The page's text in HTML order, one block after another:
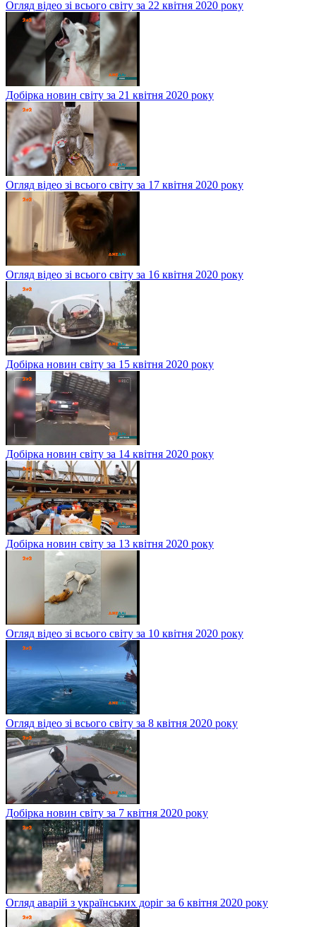
Огляд відео зі всього світу за 22 квітня 2020 року
Добірка новин світу за 21 квітня 2020 року
Огляд відео зі всього світу за 17 квітня 2020 року
Огляд відео зі всього світу за 16 квітня 2020 року
Добірка новин світу за 15 квітня 2020 року
Добірка новин світу за 14 квітня 2020 року
Добірка новин світу за 13 квітня 2020 року
Огляд відео зі всього світу за 10 квітня 2020 року
Огляд відео зі всього світу за 8 квітня 2020 року
Добірка новин світу за 7 квітня 2020 року
Огляд аварій з українських доріг за 6 квітня 2020 року